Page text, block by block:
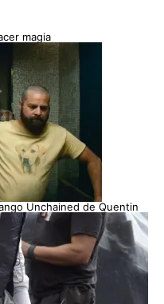
magia
Unchained de Quentin